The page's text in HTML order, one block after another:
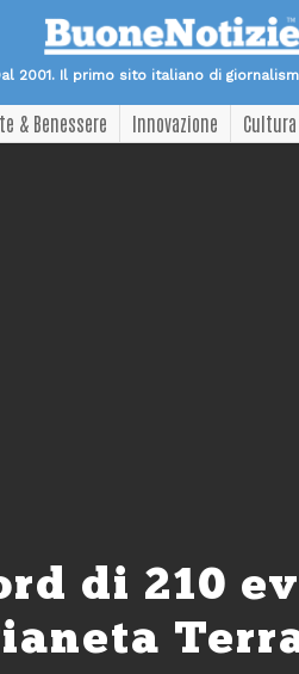
2001. Il primo sito italiano di
& Benessere Innovazione Cultura
di 210